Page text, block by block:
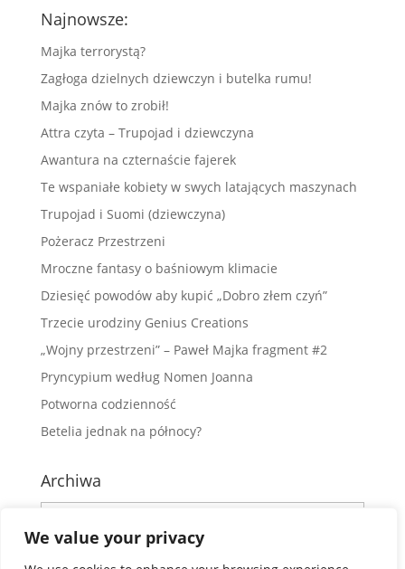
We value your privacy
Najnowsze:
Majka terrorystą?
Zagłoga dzielnych dziewczyn i butelka rumu!
Majka znów to zrobił!
Attra czyta – Trupojad i dziewczyna
Awantura na czternaście fajerek
Te wspaniałe kobiety w swych latających maszynach
Trupojad i Suomi (dziewczyna)
Pożeracz Przestrzeni
Mroczne fantasy o baśniowym klimacie
Dziesięć powodów aby kupić „Dobro złem czyń”
Trzecie urodziny Genius Creations
„Wojny przestrzeni” – Paweł Majka fragment #2
Pryncypium według Nomen Joanna
Potworna codzienność
Betelia jednak na północy?
Archiwa
Archiwa